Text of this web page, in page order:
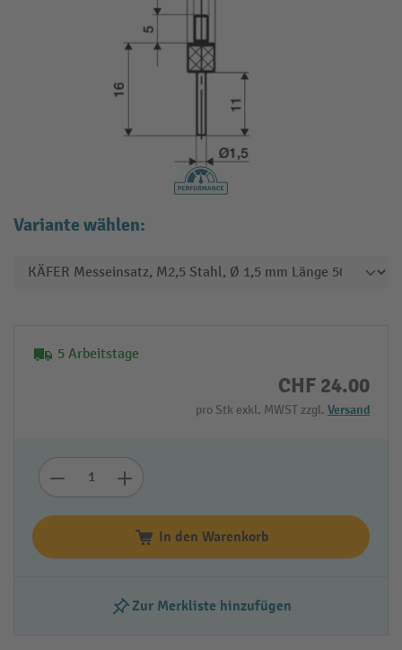
Variante wählen:
5 Arbeitstage
CHF 24.00
pro Stk exkl. MWST zzgl. Versand
In den Warenkorb
Zur Merkliste hinzufügen